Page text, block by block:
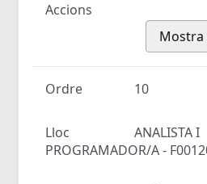
Accions
Mostra
Ordre 10
Lloc
ANALISTA I
PROGRAMADOR/A -